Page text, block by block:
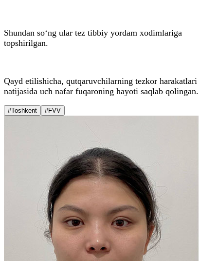
Shundan so‘ng ular tez tibbiy yordam xodimlariga
topshirilgan.
Qayd etilishicha, qutqaruvchilarning tezkor harakatlari
natijasida uch nafar fuqaroning hayoti saqlab qolingan.
#Toshkent #FVV